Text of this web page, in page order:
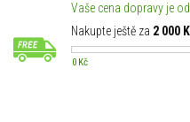
Vaše cena dopravy je od
Nakupte ještě za 2 000
0 Kč